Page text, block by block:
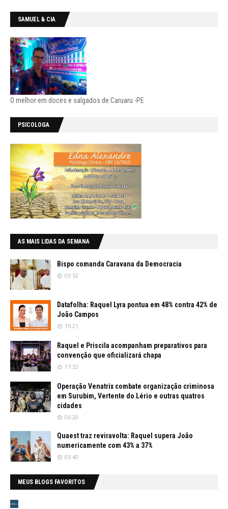
SAMUEL & CIA
O melhor em doces e salgados de Caruaru -PE
PSICOLOGA
AS MAIS LIDAS DA SEMANA
Bispo comanda Caravana da Democracia
03:52
Datafolha: Raquel Lyra pontua em 48% contra 42% de
João Campos
15:21
Raquel e Priscila acompanham preparativos para
convenção que oficializará chapa
17:32
Operação Venatrix combate organização criminosa
em Surubim, Vertente do Lério e outras quatros
cidades
06:20
Quaest traz reviravolta: Raquel supera João
numericamente com 43% a 37%
03:40
MEUS BLOGS FAVORITOS